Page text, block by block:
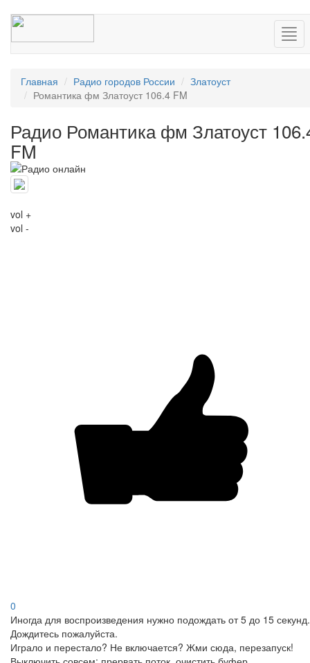
Главная Радио городов России
Златоуст
Романтика фм Златоуст 106.4 FM
Радио Романтика фм Златоуст
FM
vol +
vol -
0
Иногда для воспроизведения нужно подождать от 5 до 15 секунд.
Дождитесь пожалуйста.
Играло и перестало? Не включается? Жми сюда, перезапуск!